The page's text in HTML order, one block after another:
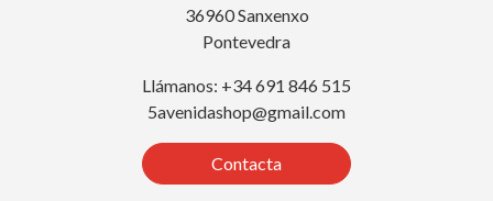
36960 Sanxenxo
Pontevedra
Llámanos: +34 691 846 515
5avenidashop@gmail.com
Contacta